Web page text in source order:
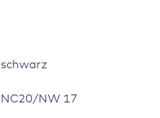
schwarz
NC20/NW 17